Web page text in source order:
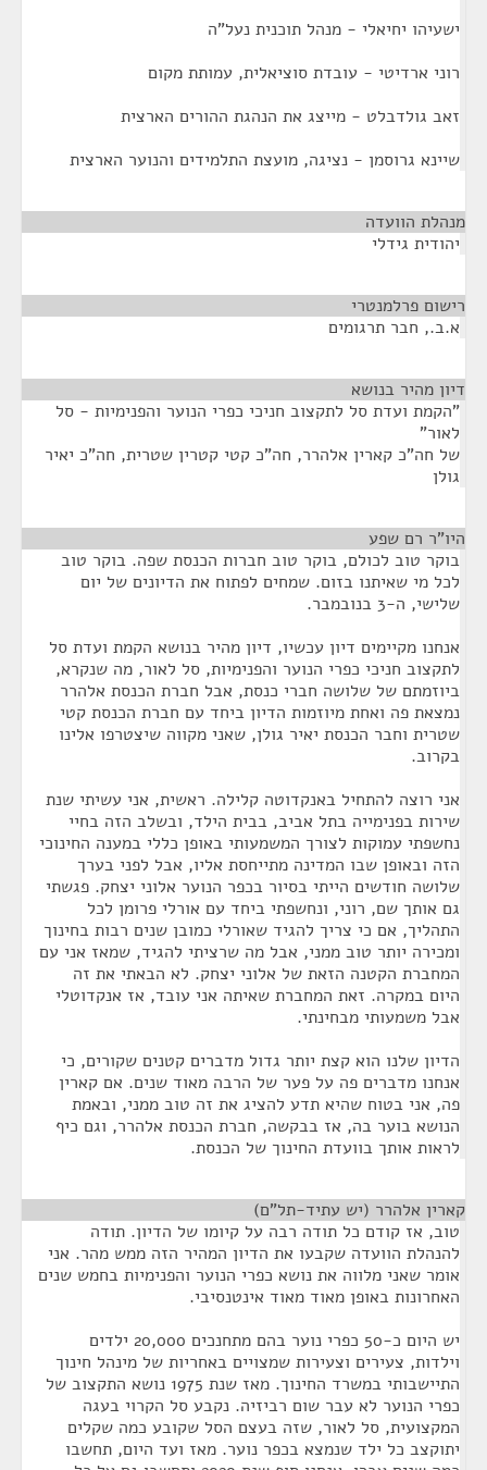
ישעיהו יחיאלי - מנהל תוכנית נעל"ה
רוני ארדיטי - עובדת סוציאלית, עמותת מקום
זאב גולדבלט - מייצג את הנהגת ההורים הארצית
שיינא גרוסמן - נציגה, מועצת התלמידים והנוער הארצית
מנהלת הוועדה
יהודית גידלי
רישום פרלמנטרי
א.ב., חבר תרגומים
דיון מהיר בנושא
"הקמת ועדת סל לתקצוב חניכי כפרי הנוער והפנימיות - סל
לאור"
של חה"כ קארין אלהרר, חה"כ קטי קטרין שטרית, חה"כ יאיר
גולן
היו"ר רם שפע
בוקר טוב לכולם, בוקר טוב חברות הכנסת שפה. בוקר טוב
לכל מי שאיתנו בזום. שמחים לפתוח את הדיונים של יום
שלישי, ה-3 בנובמבר.
אנחנו מקיימים דיון עכשיו, דיון מהיר בנושא הקמת ועדת סל
לתקצוב חניכי כפרי הנוער והפנימיות, סל לאור, מה שנקרא,
ביוזמתם של שלושה חברי כנסת, אבל חברת הכנסת אלהרר
נמצאת פה ואחת מיוזמות הדיון ביחד עם חברת הכנסת קטי
שטרית וחבר הכנסת יאיר גולן, שאני מקווה שיצטרפו אלינו
בקרוב.
אני רוצה להתחיל באנקדוטה קלילה. ראשית, אני עשיתי שנת
שירות בפנימייה בתל אביב, בבית הילד, ובשלב הזה בחיי
נחשפתי עמוקות לצורך המשמעותי באופן כללי במענה החינוכי
הזה ובאופן שבו המדינה מתייחסת אליו, אבל לפני בערך
שלושה חודשים הייתי בסיור בכפר הנוער אלוני יצחק. פגשתי
גם אותך שם, רוני, ונחשפתי ביחד עם אורלי פרומן לכל
התהליך, אם כי צריך להגיד שאורלי כמובן שנים רבות בחינוך
ומכירה יותר טוב ממני, אבל מה שרציתי להגיד, שמאז אני עם
המחברת הקטנה הזאת של אלוני יצחק. לא הבאתי את זה
היום במקרה. זאת המחברת שאיתה אני עובד, אז אנקדוטלי
אבל משמעותי מבחינתי.
הדיון שלנו הוא קצת יותר גדול מדברים קטנים שקורים, כי
אנחנו מדברים פה על פער של הרבה מאוד שנים. אם קארין
פה, אני בטוח שהיא תדע להציג את זה טוב ממני, ובאמת
הנושא בוער בה, אז בבקשה, חברת הכנסת אלהרר, וגם כיף
לראות אותך בוועדת החינוך של הכנסת.
קארין אלהרר (יש עתיד-תל"ם)
טוב, אז קודם כל תודה רבה על קיומו של הדיון. תודה
להנהלת הוועדה שקבעו את הדיון המהיר הזה ממש מהר. אני
אומר שאני מלווה את נושא כפרי הנוער והפנימיות בחמש שנים
האחרונות באופן מאוד מאוד אינטנסיבי.
יש היום כ-50 כפרי נוער בהם מתחנכים 20,000 ילדים
וילדות, צעירים וצעירות שמצויים באחריות של מינהל חינוך
התיישבותי במשרד החינוך. מאז שנת 1975 נושא התקצוב של
כפרי הנוער לא עבר שום רביזיה. נקבע סל הקרוי בעגה
המקצועית, סל לאור, שזה בעצם הסל שקובע כמה שקלים
יתוקצב כל ילד שנמצא בכפר נוער. מאז ועד היום, תחשבו